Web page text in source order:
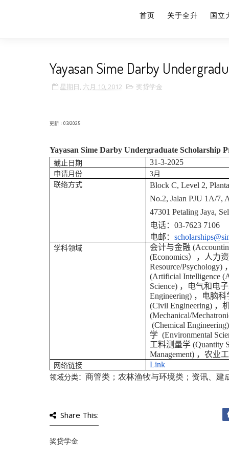
首页 关于全升 国立
Yayasan Sime Darby
星期日, 六月 10, 2012 奖贷学金
更新：03/2025
Yayasan Sime Darby Undergraduate Scholarship
截止日期 31-3-2025
申请月份
3月
联络方式
Block C, Level 2,
No.2, Jalan PJU 1A/7,
47301 Petaling Jaya,
电话：03-7623 7106
电邮：
学科领域 会计与金融 (
(Economics） ，人力
Resource/Psychology) ，
(Artificial Intelligence
Science) ， 电气和电
Engineering) ， 电脑科
(Civil Engineering) ，
(Mechanical/
(Chemical Engineering)
学 (Environmental
工料测量学 (Quantity
Management) ，农业
网络链接 Link
领域分类： 商管类；农林渔牧与环境类；资讯、建
Share This:
奖贷学金